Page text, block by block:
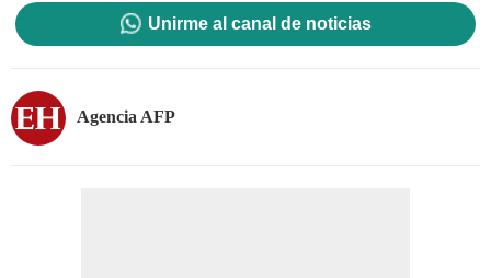
Unirme al canal de noticias
Agencia AFP